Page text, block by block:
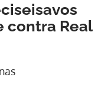
contra Real